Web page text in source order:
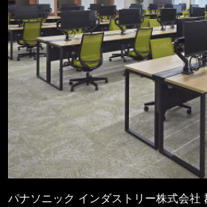
パナソニック インダストリー株式会社